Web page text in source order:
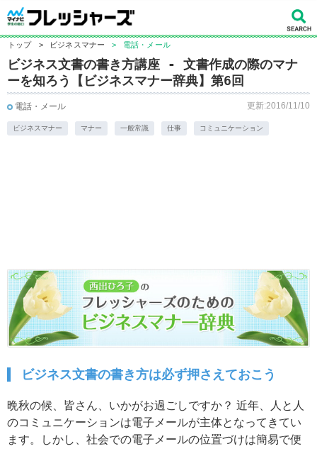
トップ > ビジネスマナー > 電話・メール
ビジネス文書の書き方講座 - 文書作成の際のマナ
ーを知ろう【ビジネスマナー辞典】第6回
電話・メール 更新:2016/11/10
ビジネスマナー マナー 一般常識 仕事 コミュニケーション
ビジネス文書の書き方は必ず押さえておこう
晩秋の候、皆さん、いかがお過ごしですか？ 近年、人と人
のコミュニケーションは電子メールが主体となってきてい
ます。しかし、社会での電子メールの位置づけは簡易で便